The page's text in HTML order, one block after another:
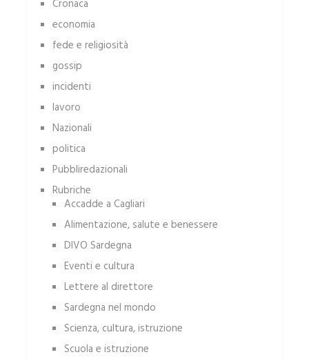
Cronaca
economia
fede e religiosità
gossip
incidenti
lavoro
Nazionali
politica
Pubbliredazionali
Rubriche
Accadde a Cagliari
Alimentazione, salute e benessere
DIVO Sardegna
Eventi e cultura
Lettere al direttore
Sardegna nel mondo
Scienza, cultura, istruzione
Scuola e istruzione